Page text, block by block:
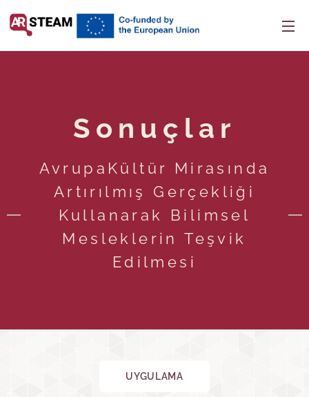
Sonuçlar
AvrupaKültür Mirasında
Artırılmış Gerçekliği
Kullanarak Bilimsel
Mesleklerin Teşvik
Edilmesi
UYGULAMA